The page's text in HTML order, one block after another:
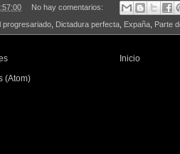
No hay comentarios:
progresariado Dictadura perfecta Expaña Parte
Inicio
(Atom)